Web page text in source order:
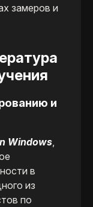
замеров и
и
Windows,
в
из
по